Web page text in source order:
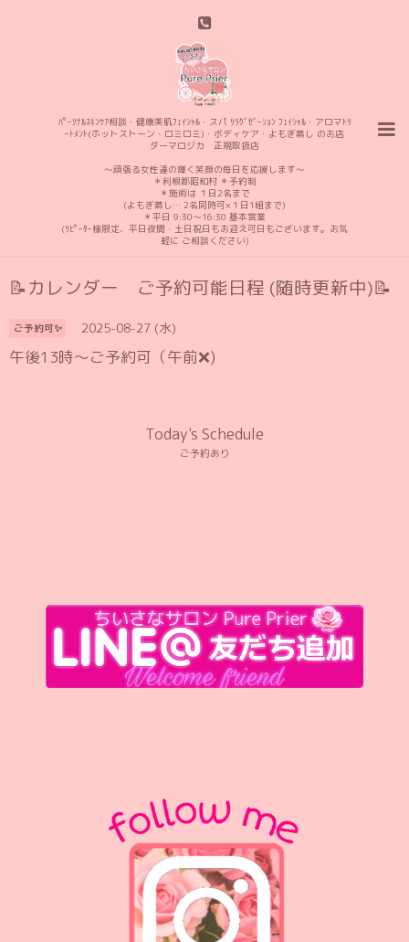
ﾊﾟｰｿﾅﾙｽｷﾝｹｱ相談・健康美肌ﾌｪｲｼｬﾙ・スパ ﾘﾗｸﾞｾﾞｰｼｮﾝ ﾌｪｲｼｬﾙ・アロマﾄﾘ
ｰﾄﾒﾝﾄ(ホットストーン・ロミロミ)・ボディケア・よもぎ蒸し のお店
ダーマロジカ 正規取扱店
〜頑張る女性達の輝く笑顔の毎日を応援します〜
＊利根郡昭和村 ＊予約制
＊施術は １日2名まで
(よもぎ蒸し… 2名同時可×１日1組まで)
＊平日 9:30〜16:30 基本営業
(ﾘﾋﾟｰﾀｰ様限定、平日夜間・土日祝日もお迎え可日もございます。お気
軽に ご相談ください)
📝カレンダー ご予約可能日程 (随時更新中)📝
ご予約可✨ 2025-08-27 (水)
午後13時〜ご予約可（午前❌️)
Today's Schedule
ご予約あり